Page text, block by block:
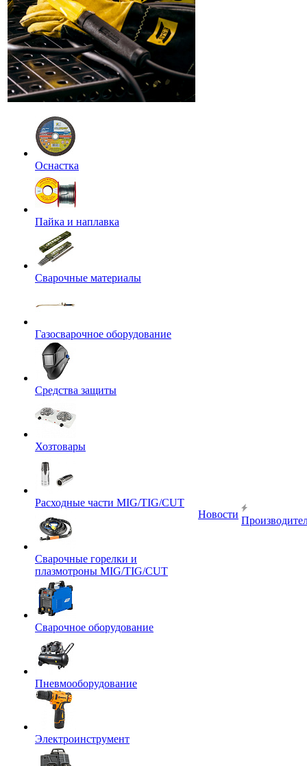
Оснастка
Пайка и наплавка
Сварочные материалы
Газосварочное оборудование
Средства защиты
Хозтовары
Расходные части MIG/TIG/CUT
Сварочные горелки и
плазмотроны MIG/TIG/CUT
Сварочное оборудование
Пневмооборудование
Электроинструмент
Новости